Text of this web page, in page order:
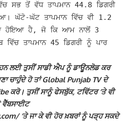
ਸਭ ਤੋਂ ਵੱਧ ਤਾਪਮਾਨ 44.8 ਡਿਗਰੀ
ਘੱਟੋ-ਘੱਟ ਤਾਪਮਾਨ ਵਿੱਚ ਵੀ 1.2
ਹੋਇਆ ਹੈ, ਜੋ ਕਿ ਆਮ ਨਾਲੋਂ 3
ਤਾਪਮਾਨ 45 ਡਿਗਰੀ ਨੂੰ ਪਾਰ
ਲਈ ਤੁਸੀਂ ਸਾਡੀ ਐਪ ਨੂੰ ਡਾਊਨਲੋਡ ਕਰ
ਚਾਹੁੰਦੇ ਹੋ ਤਾਂ Global Punjab TV ਦੇ
ਕਰੋ। ਤੁਸੀਂ ਸਾਨੂੰ ਫੇਸਬੁੱਕ, ਟਵਿੱਟਰ ‘ਤੇ ਵੀ
ਵੈੱਬਸਾਈਟ
‘ਤੇ ਜਾ ਕੇ ਵੀ ਹੋਰ ਖ਼ਬਰਾਂ ਨੂੰ ਪੜ੍ਹ ਸਕਦੇ